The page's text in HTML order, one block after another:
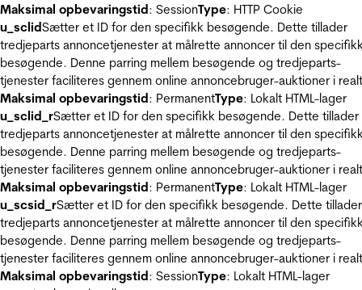
Maksimal opbevaringstid: SessionType: HTTP Cookie
u_sclidSætter et ID for den specifikk besøgende. Dette tillader
tredjeparts annoncetjenester at målrette annoncer til den
besøgende. Denne parring mellem besøgende og tredjeparts-
tjenester faciliteres gennem online annoncebruger-auktioner i
Maksimal opbevaringstid: PermanentType: Lokalt HTML-lager
u_sclid_rSætter et ID for den specifikk besøgende. Dette tillader
tredjeparts annoncetjenester at målrette annoncer til den
besøgende. Denne parring mellem besøgende og tredjeparts-
tjenester faciliteres gennem online annoncebruger-auktioner i
Maksimal opbevaringstid: PermanentType: Lokalt HTML-lager
u_scsid_rSætter et ID for den specifikk besøgende. Dette tillader
tredjeparts annoncetjenester at målrette annoncer til den
besøgende. Denne parring mellem besøgende og tredjeparts-
tjenester faciliteres gennem online annoncebruger-auktioner i
Maksimal opbevaringstid: SessionType: Lokalt HTML-lager